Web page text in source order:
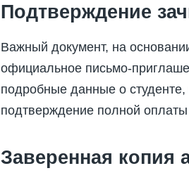
Подтверждение
Важный документ, на
официальное письмо-
подробные данные о студенте,
подтверждение полной
Заверенная копия